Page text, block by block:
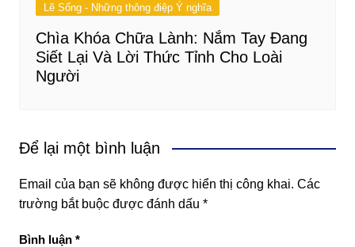
Lẽ Sống - Những thông điệp Ý nghĩa
Chìa Khóa Chữa Lành: Nắm Tay Đang
Siết Lại Và Lời Thức Tỉnh Cho Loài
Người
Để lại một bình luận
Email của bạn sẽ không được hiển thị công khai. Các
trường bắt buộc được đánh dấu *
Bình luận *